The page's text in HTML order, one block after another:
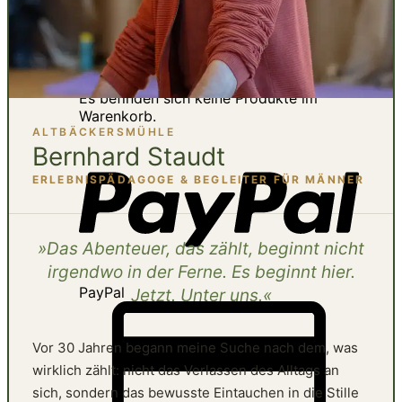
Es befinden sich keine Produkte im
Warenkorb.
PayPal
ALTBÄCKERSMÜHLE
Bernhard Staudt
ERLEBNISPÄDAGOGE & BEGLEITER FÜR MÄNNER
»Das Abenteuer, das zählt, beginnt nicht
irgendwo in der Ferne. Es beginnt hier.
Jetzt. Unter uns.«
Vor 30 Jahren begann meine Suche nach dem, was
wirklich zählt: nicht das Verlassen des Alltags an
sich, sondern das bewusste Eintauchen in die Stille